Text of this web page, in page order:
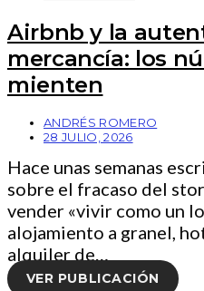
Airbnb y la
mercancía: los
mienten
ANDRÉS ROMERO
28 JULIO, 2026
Hace unas semanas
sobre el fracaso del
vender «vivir como un
alojamiento a granel,
alquiler de…
VER PUBLICACIÓN